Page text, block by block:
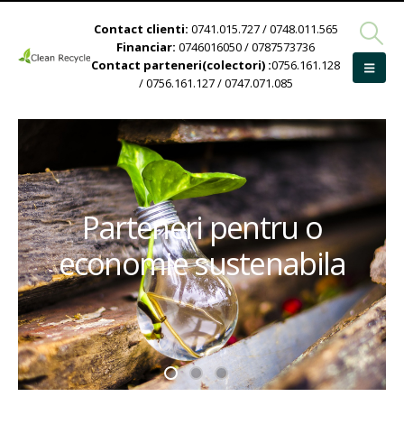
Contact clienti: 0741.015.727 / 0748.011.565
Financiar: 0746016050 / 0787573736
Contact parteneri(colectori) :0756.161.128
/ 0756.161.127 / 0747.071.085
Parteneri pentru o
economie sustenabila